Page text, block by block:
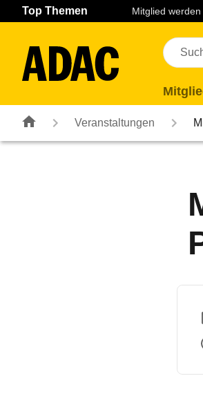
Navigation Seiteninhalt Fußzeile
Top Themen Mitglied werden
Veranstaltungen